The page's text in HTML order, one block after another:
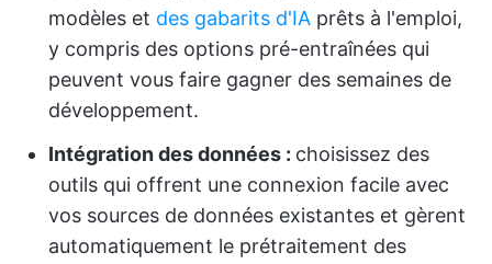
modèles et des gabarits d'IA prêts à l'emploi,
y compris des options pré-entraînées qui
peuvent vous faire gagner des semaines de
développement.
Intégration des données : choisissez des
outils qui offrent une connexion facile avec
vos sources de données existantes et gèrent
automatiquement le prétraitement des